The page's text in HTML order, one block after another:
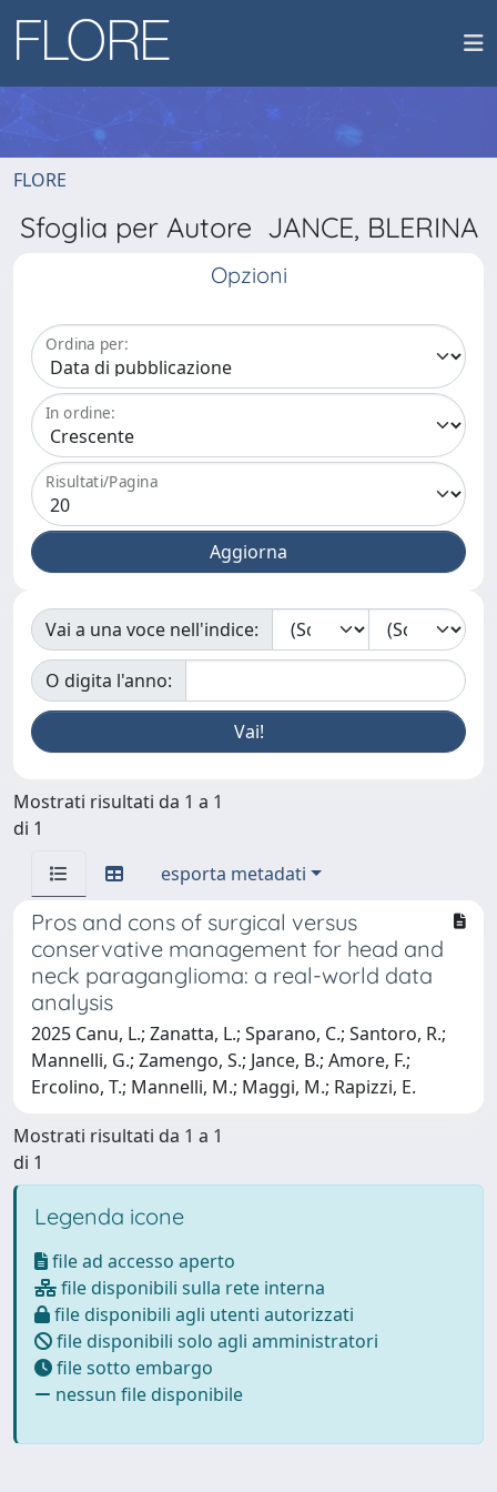
FLORE
Sfoglia per Autore JANCE, BLERINA
Opzioni
Ordina per:
In ordine:
Risultati/Pagina
Vai a una voce nell'indice:
O digita l'anno:
Mostrati risultati da 1 a 1
di 1
esporta metadati
Pros and cons of surgical versus
conservative management for head and
neck paraganglioma: a real-world data
analysis
2025 Canu, L.; Zanatta, L.; Sparano, C.; Santoro, R.;
Mannelli, G.; Zamengo, S.; Jance, B.; Amore, F.;
Ercolino, T.; Mannelli, M.; Maggi, M.; Rapizzi, E.
Mostrati risultati da 1 a 1
di 1
Legenda icone
file ad accesso aperto
file disponibili sulla rete interna
file disponibili agli utenti autorizzati
file disponibili solo agli amministratori
file sotto embargo
nessun file disponibile